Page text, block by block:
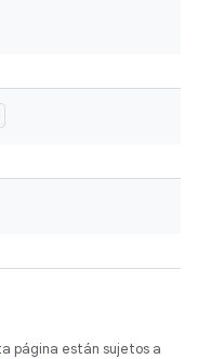
página están sujetos a